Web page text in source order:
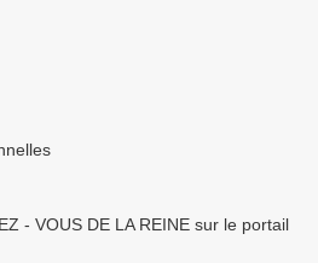
- VOUS DE LA REINE sur le portail